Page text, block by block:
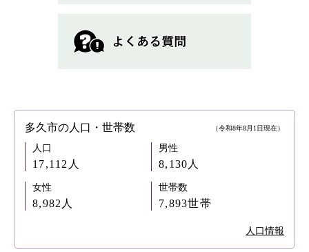
多久市の人口・世帯数 （令和8年8月1日現在）
人口
17,112人
男性
8,130人
女性
8,982人
世帯数
7,893世帯
人口情報